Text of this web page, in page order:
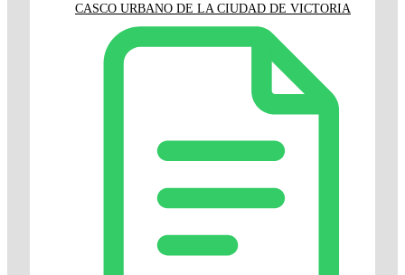
CASCO URBANO DE LA CIUDAD DE VICTORIA